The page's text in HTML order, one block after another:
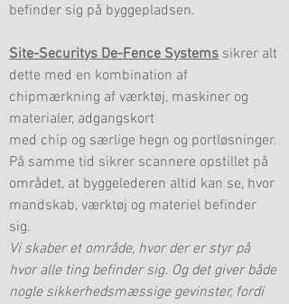
befinder sig på byggepladsen.
Site-Securitys De-Fence Systems sikrer alt
dette med en kombination af
chipmærkning af værktøj, maskiner og
materialer, adgangskort
med chip og særlige hegn og portløsninger.
På samme tid sikrer scannere opstillet på
området, at byggelederen altid kan se, hvor
mandskab, værktøj og materiel befinder
sig.
Vi skaber et område, hvor der er styr på
hvor alle ting befinder sig. Og det giver både
nogle sikkerhedsmæssige gevinster, fordi